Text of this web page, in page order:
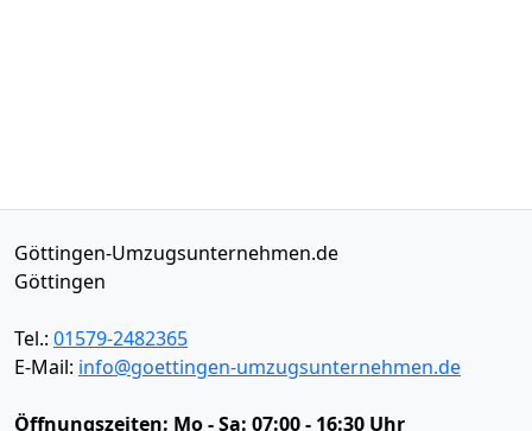
Göttingen-Umzugsunternehmen.de
Göttingen
Tel.: 01579-2482365
E-Mail: info@goettingen-umzugsunternehmen.de
Öffnungszeiten: Mo - Sa: 07:00 - 16:30 Uhr